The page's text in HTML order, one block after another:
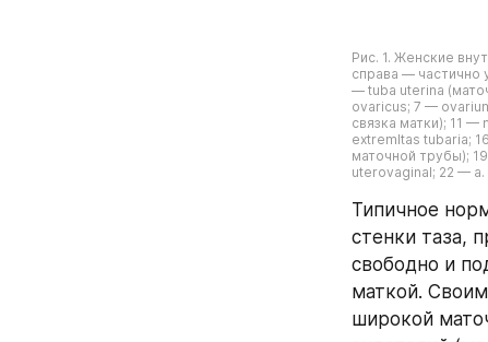
Рис. 1. Женские
справа — частично
— tuba uterina
ovaricus; 7 —
связка матки); 11
extremltas tubaria;
маточной трубы);
uterovaginal; 22 —
Типичное
стенки таза,
свободно и
маткой.
широкой